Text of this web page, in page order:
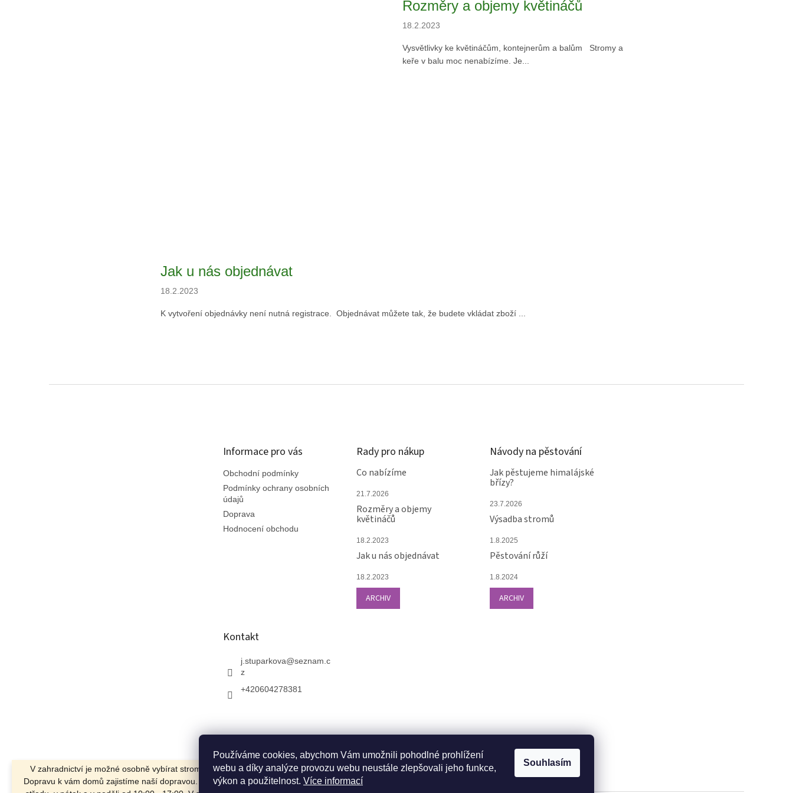
Používáme cookies, abychom Vám umožnili pohodlné prohlížení
webu a díky analýze provozu webu neustále zlepšovali jeho funkce,
výkon a použitelnost. Více informací
Souhlasím
V zahradnictví je možné osobně vybírat stromy a vzrostlé keře.
Dopravu k vám domů zajistíme naší dopravou. Otevřeno máme ve
Rozměry a objemy květináčů
18.2.2023
Vysvětlivky ke květináčům, kontejnerům a balům Stromy a
keře v balu moc nenabízíme. Je...
Jak u nás objednávat
18.2.2023
K vytvoření objednávky není nutná registrace. Objednávat můžete tak, že budete vkládat zboží ...
v
r
y
i
s
Informace pro vás
Obchodní podmínky
Podmínky ochrany osobních
údajů
Doprava
Hodnocení obchodu
Rady pro nákup
Co nabízíme
21.7.2026
Rozměry a objemy
květináčů
18.2.2023
Jak u nás objednávat
18.2.2023
ARCHIV
Návody na pěstování
Jak pěstujeme himalájské
břízy?
23.7.2026
Výsadba stromů
1.8.2025
Pěstování růží
1.8.2024
ARCHIV
Kontakt
j.stuparkova@seznam.c
z
+420604278381